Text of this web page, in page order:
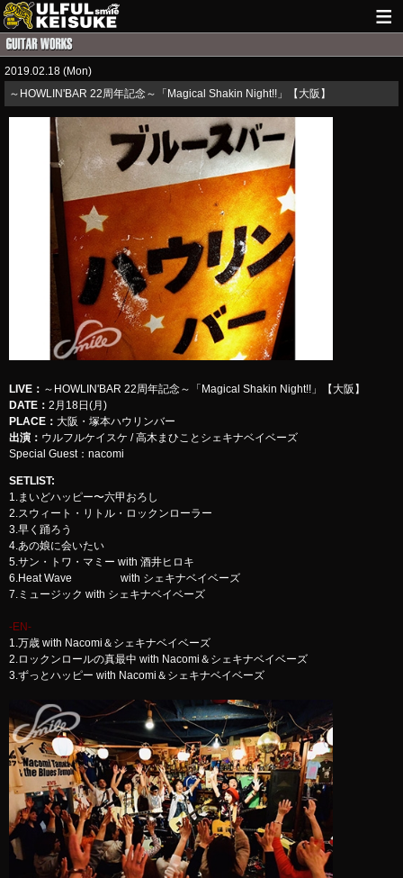
LIVE INFO
GUITAR WORKS
ITEM
MAIL
2019.02.18 (Mon)
～HOWLIN'BAR 22周年記念～「Magical Shakin Night!!」【大阪】
LIVE ： ～HOWLIN'BAR 22周年記念～「Magical Shakin Night!!」【大阪】
DATE： 2月18日(月)
PLACE： 大阪・塚本ハウリンバー
出演： ウルフルケイスケ / 高木まひことシェキナベイベーズ
Special Guest：nacomi
SETLIST:
1.まいどハッピー〜六甲おろし
2.スウィート・リトル・ロックンローラー
3.早く踊ろう
4.あの娘に会いたい
5.サン・トワ・マミー with 酒井ヒロキ
6.Heat Wave with シェキナベイベーズ
7.ミュージック with シェキナベイベーズ
-EN-
1.万歳 with Nacomi＆シェキナベイベーズ
2.ロックンロールの真最中 with Nacomi＆シェキナベイベーズ
3.ずっとハッピー with Nacomi＆シェキナベイベーズ